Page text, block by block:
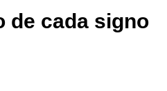
de cada signo